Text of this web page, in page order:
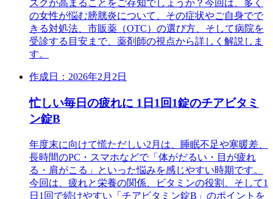
スクが高まることをご存知でしょうか？今回は、多く
の女性が悩む膀胱炎について、その症状やご自身でで
きる対処法、市販薬（OTC）の選び方、そして病院を
受診する目安まで、薬剤師の視点から詳しく解説しま
す。
作成日：2026年2月2日
忙しい毎日の疲れに 1日1回1錠のチアビタミ
ン錠B
年度末に向けて慌ただしい2月は、睡眠不足や寒暖差、
長時間のPC・スマホなどで「体がだるい・目が疲れ
る・肩がこる」といった悩みを感じやすい時期です。
今回は、疲れと栄養の関係、ビタミンの役割、そして1
日1回で続けやすい「チアビタミン錠B」のポイントを